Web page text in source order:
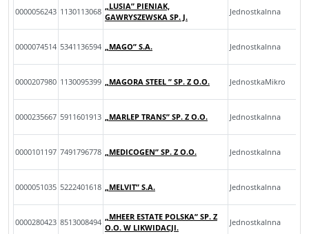
0000056243 1130113068
„LUSIA” PIENIAK,
GAWRYSZEWSKA SP. J.
JednostkaInna
0000074514 5341136594 „MAGO” S.A. JednostkaInna
0000207980 1130095399 „MAGORA STEEL ” SP. Z O.O. JednostkaMikro
0000235667 5911601913 „MARLEP TRANS” SP. Z O.O. JednostkaInna
0000101197 7491796778 „MEDICOGEN” SP. Z O.O. JednostkaInna
0000051035 5222401618 „MELVIT” S.A. JednostkaInna
0000280423 8513008494
„MHEER ESTATE POLSKA” SP. Z
O.O. W LIKWIDACJI.
JednostkaInna